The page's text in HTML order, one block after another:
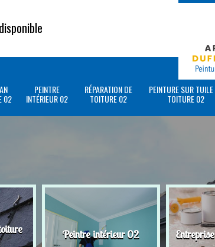
02
PEINTRE
INTÉRIEUR 02
RÉPARATION DE
TOITURE 02
PEINTURE SUR TUILE
TOITURE 02
Peintre intérieur 02